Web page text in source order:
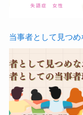
当事者として見つ